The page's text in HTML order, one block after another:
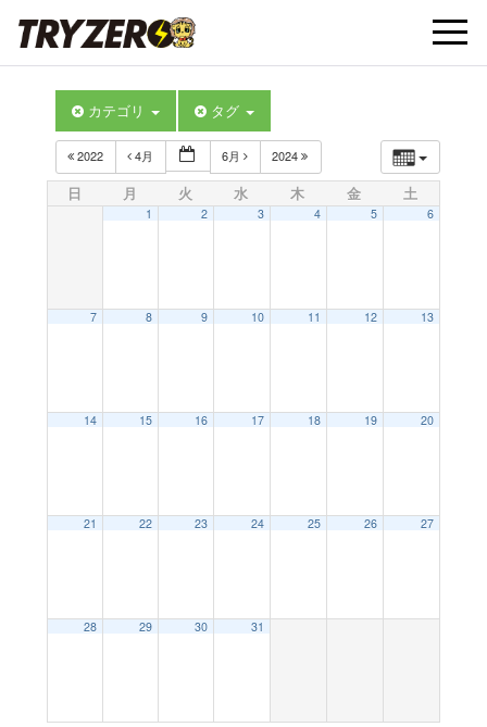
t
カテゴリ タグ
2022 4月 6月 2024
日 月 火 水 木 金 土
1 2 3 4 5 6
7 8 9 10 11 12 13
14 15 16 17 18 19 20
21 22 23 24 25 26 27
28 29 30 31